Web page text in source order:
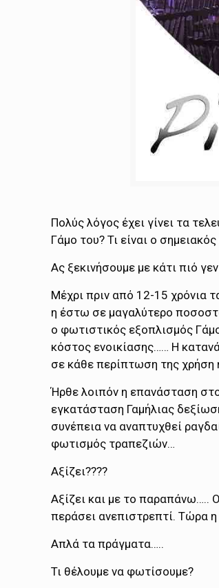
Πολύς λόγος έχει γίνει τα
Γάμο του? Τι είναι ο
Ας ξεκινήσουμε με κάτι πιό
Μέχρι πριν από 12-15 χρόνια
η έστω σε μαγαλύτερο
ο φωτιστικός εξοπλισμός
κόστος ενοικίασης…… Η
σε κάθε περίπτωση της χρήση
Ήρθε λοιπόν η επανάσταση
εγκατάσταση Γαμήλιας
συνέπεια να αναπτυχθεί
φωτισμός τραπεζιών…
Αξίζει????
Αξίζει και με το παραπάνω…..
περάσει ανεπιστρεπτί. Τώρα η
Απλά τα πράγματα…..
Τι θέλουμε να φωτίσουμε?